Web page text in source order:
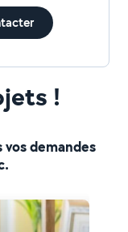
!
demandes